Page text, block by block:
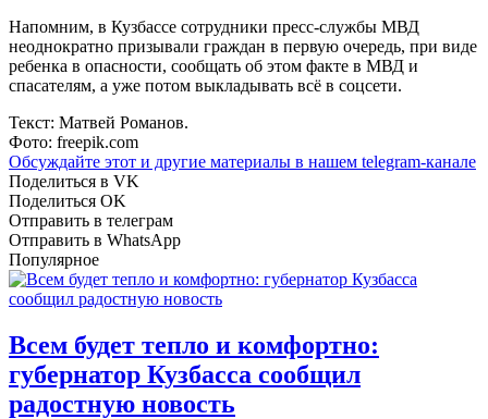
Напомним, в Кузбассе сотрудники пресс-службы МВД
неоднократно призывали граждан в первую очередь, при виде
ребенка в опасности, сообщать об этом факте в МВД и
спасателям, а уже потом выкладывать всё в соцсети.
Текст: Матвей Романов.
Фото: freepik.com
Обсуждайте этот и другие материалы в нашем telegram-канале
Поделиться в VK
Поделиться OK
Отправить в телеграм
Отправить в WhatsApp
Популярное
Всем будет тепло и комфортно:
губернатор Кузбасса сообщил
радостную новость